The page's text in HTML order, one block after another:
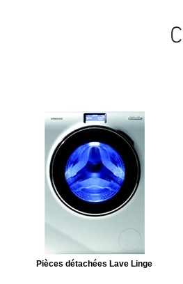
Pièces détachées Lave Linge